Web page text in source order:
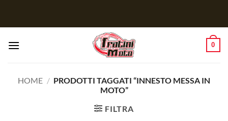
0
HOME / PRODOTTI TAGGATI “INNESTO MESSA IN
MOTO”
FILTRA